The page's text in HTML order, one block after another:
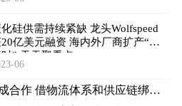
硅供需持续紧缺 龙头Wolfspeed
亿美元融资 海内外厂商扩产“进
时” 天天聚看点
06
东方甄选与京东物流达成合作 借物流体系和供应链绑定新样板